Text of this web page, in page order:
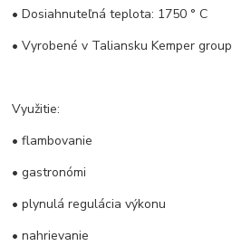
• Dosiahnuteľná teplota: 1750 ° C
• Vyrobené v Taliansku Kemper group
Využitie:
• flambovanie
• gastronómi
• plynulá regulácia výkonu
• nahrievanie